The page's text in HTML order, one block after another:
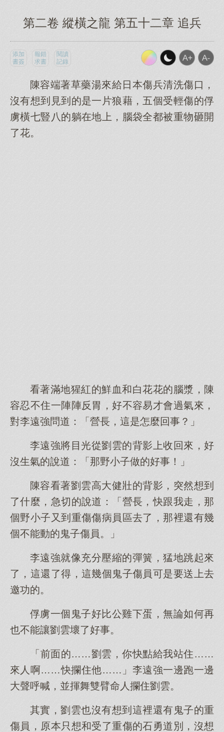
第二卷 縱橫之龍 第五十二章 追兵
添加
書簽
報錯
求書
閱讀
記錄
陳容端著草藥湯來給日本傷兵清洗傷口，
沒有想到見到的是一片狼藉，五個受輕傷的俘
虜橫七豎八的躺在地上，腦袋全都被重物砸開
了花。
看著滿地猩紅的鮮血和白花花的腦漿，陳
容忍不住一陣陣反胃，好不容易才會過氣來，
對李遠強問道：「營長，這是怎麼回事？」
李遠強將目光從劉雲的背影上收回來，好
沒生氣的說道：「那野小子做的好事！」
陳容看著劉雲高大健壯的背影，突然想到
了什麼，急切的說道：「營長，快跟我走，那
個野小子又到重傷傷病員區去了，那裡還有幾
個不能動的鬼子傷員。」
李遠強就像充分壓縮的彈簧，猛地跳起來
了，這還了得，這幾個鬼子傷員可是要送上去
邀功的。
俘虜一個鬼子好比公雞下蛋，無論如何再
也不能讓劉雲壞了好事。
「前面的……劉雲，你快點給我站住……
來人啊……快攔住他……」李遠強一邊跑一邊
大聲呼喊，並揮舞雙臂命人攔住劉雲。
其實，劉雲也沒有想到這裡還有鬼子的重
傷員，原本只想和受了重傷的石勇道別，沒想